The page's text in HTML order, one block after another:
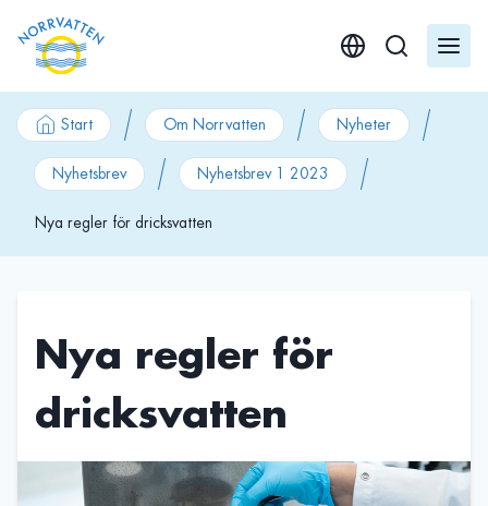
Start Om Norrvatten Nyheter
Nyhetsbrev Nyhetsbrev 1 2023
Nya regler för dricksvatten
Nya regler för
dricksvatten